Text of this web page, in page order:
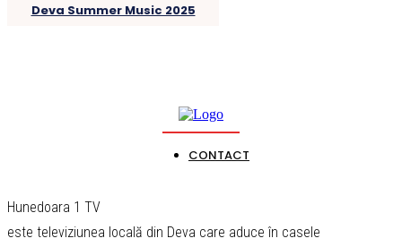
Deva Summer Music 2025
CONTACT
Hunedoara 1 TV
este televiziunea locală din Deva care aduce în casele